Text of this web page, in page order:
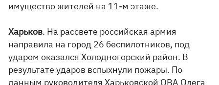
имущество жителей на 11-м этаже.
Харьков. На рассвете российская армия
направила на город 26 беспилотников, под
ударом оказался Холодногорский район. В
результате ударов вспыхнули пожары. По
данным руководителя Харьковской ОВА Олега